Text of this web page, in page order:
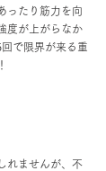
ったり筋力を向
度が上がらなか
で限界が来る重
れませんが、不